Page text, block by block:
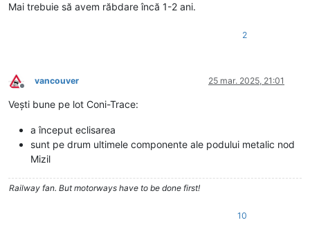
Mai trebuie să avem răbdare încă 1-2 ani.
2
Deconectat
vancouver 25 mar. 2025, 21:01
Vești bune pe lot Coni-Trace:
a început eclisarea
sunt pe drum ultimele componente ale podului metalic nod
Mizil
Railway fan. But motorways have to be done first!
10